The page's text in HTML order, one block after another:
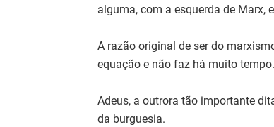
alguma, com a esquerda de Marx,
A razão original de ser do
equação e não faz há muito tempo.
Adeus, a outrora tão importante
da burguesia.